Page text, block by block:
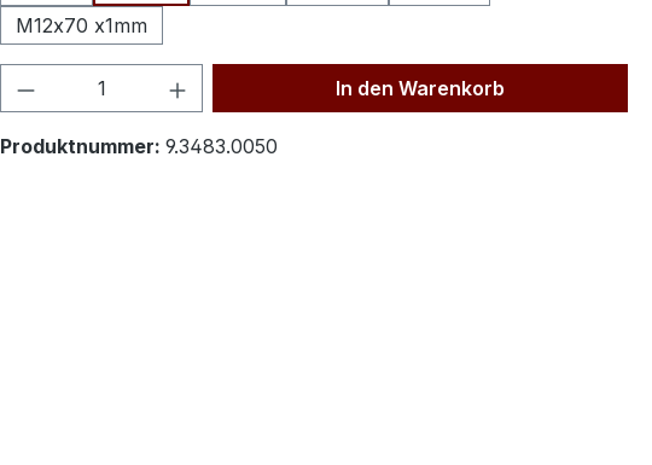
M12x70 x1mm
Produkt Anzahl: Gib den gewünschten Wert
In den Warenkorb
Produktnummer: 9.3483.0050